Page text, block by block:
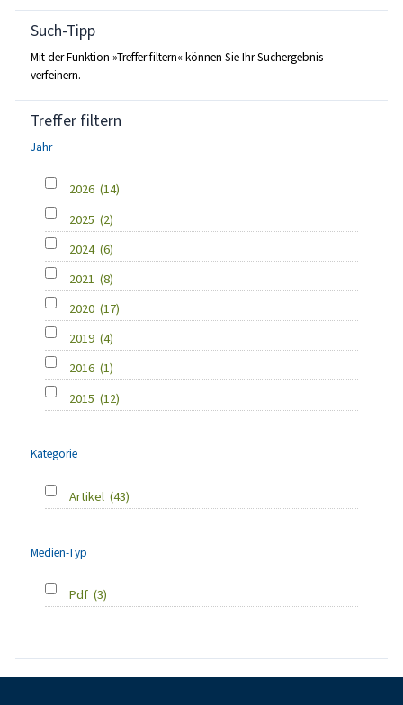
Such-Tipp
Mit der Funktion »Treffer filtern« können Sie Ihr Suchergebnis
verfeinern.
Treffer filtern
Jahr
2026 (14)
2025 (2)
2024 (6)
2021 (8)
2020 (17)
2019 (4)
2016 (1)
2015 (12)
Kategorie
Artikel (43)
Medien-Typ
Pdf (3)